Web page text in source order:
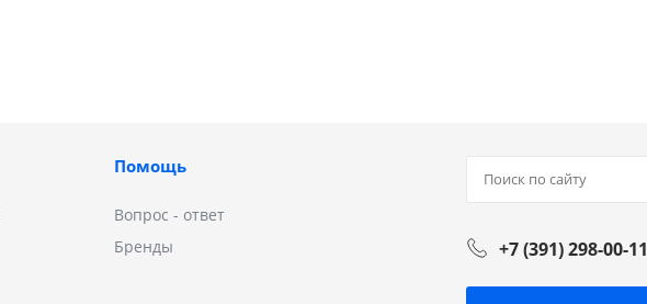
Помощь
Вопрос - ответ
Бренды
+7 (391) 298-00-11